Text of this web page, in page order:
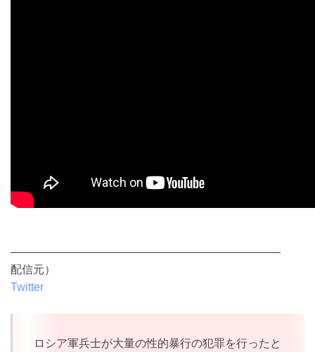
————————————————————————
配信元）
Twitter
ロシア軍兵士が大量の性的暴行の犯罪を行ったと